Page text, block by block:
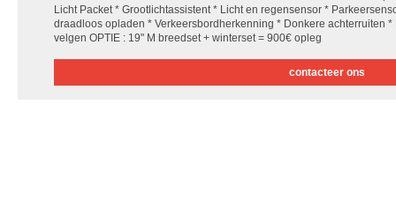
Licht Packet * Grootlichtassistent * Licht en regensensor *
draadloos opladen * Verkeersbordherkenning * Donkere achterruiten
velgen OPTIE : 19" M breedset + winterset = 900€ opleg
contacteer ons